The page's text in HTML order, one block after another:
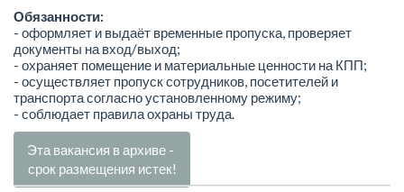
Обязанности:
- оформляет и выдаёт временные пропуска, проверяет
документы на вход/выход;
- охраняет помещение и материальные ценности на КПП;
- осуществляет пропуск сотрудников, посетителей и
транспорта согласно установленному режиму;
- соблюдает правила охраны труда.
Эта вакансия в архиве -
срок размещения истек!